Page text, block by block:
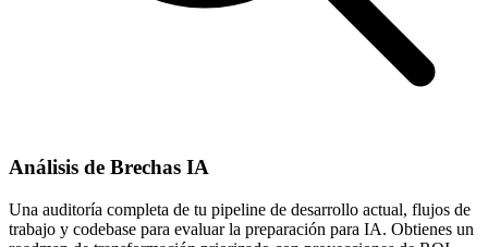
Análisis de Brechas IA
Una auditoría completa de tu pipeline de desarrollo actual, flujos de
trabajo y codebase para evaluar la preparación para IA. Obtienes un